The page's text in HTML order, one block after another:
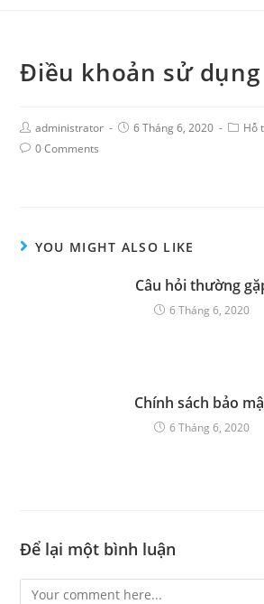
Điều khoản sử dụng
administrator 6 Tháng 6, 2020
Hỗ
0 Comments
YOU MIGHT ALSO LIKE
Câu hỏi thường
6 Tháng 6, 2020
Chính sách bảo
6 Tháng 6, 2020
Để lại một bình luận